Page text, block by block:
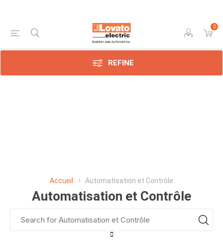
0
REFINE
Accueil Automatisation et Contrôle
Automatisation et Contrôle